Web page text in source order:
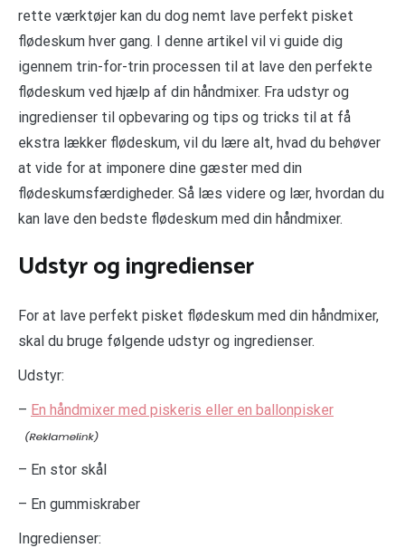
rette værktøjer kan du dog nemt lave perfekt pisket
flødeskum hver gang. I denne artikel vil vi guide dig
igennem trin-for-trin processen til at lave den perfekte
flødeskum ved hjælp af din håndmixer. Fra udstyr og
ingredienser til opbevaring og tips og tricks til at få
ekstra lækker flødeskum, vil du lære alt, hvad du behøver
at vide for at imponere dine gæster med din
flødeskumsfærdigheder. Så læs videre og lær, hvordan du
kan lave den bedste flødeskum med din håndmixer.
Udstyr og ingredienser
For at lave perfekt pisket flødeskum med din håndmixer,
skal du bruge følgende udstyr og ingredienser.
Udstyr:
– En håndmixer med piskeris eller en ballonpisker
– En stor skål
– En gummiskraber
Ingredienser: